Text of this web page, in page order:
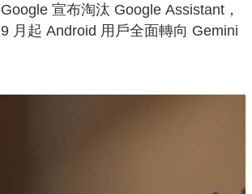
Google 宣布淘汰 Google Assistant，
9 月起 Android 用戶全面轉向 Gemini